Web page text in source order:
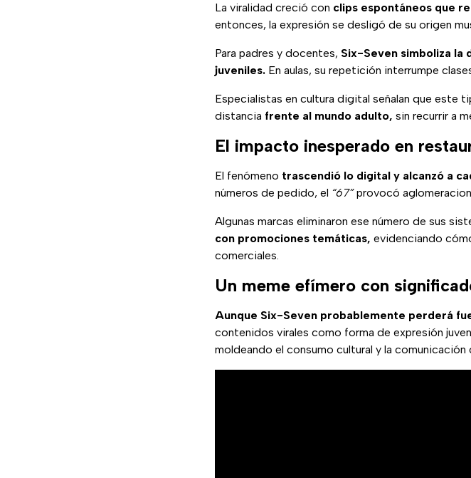
La viralidad creció con clips espontáneos que
entonces, la expresión se desligó de su origen
Para padres y docentes, Six-Seven simboliza la
juveniles. En aulas, su repetición interrumpe
Especialistas en cultura digital señalan que este
distancia frente al mundo adulto, sin recurrir a
El impacto inesperado en
El fenómeno trascendió lo digital y alcanzó a
números de pedido, el “67”provocó
Algunas marcas eliminaron ese número de sus
con promociones temáticas, evidenciando
comerciales.
Un meme efímero con
Aunque Six-Seven probablemente perderá
contenidos virales como forma de expresión
moldeando el consumo cultural y la comunicación